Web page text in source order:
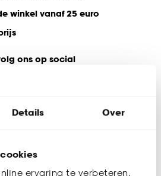
Details Over
ervaring te verbeteren.
winkel vanaf 25 euro
ons op social